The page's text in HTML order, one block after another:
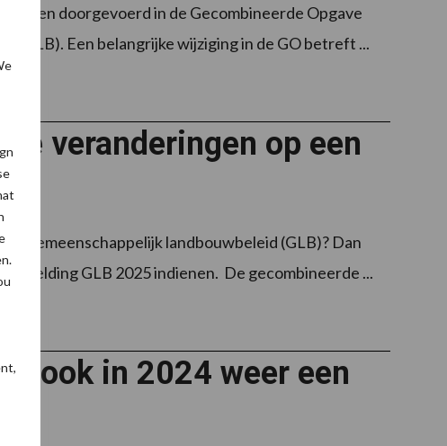
doorgevoerd in de Gecombineerde Opgave
(GLB). Een belangrijke wijziging in de GO betreft ...
veranderingen op een
Gemeenschappelijk landbouwbeleid (GLB)? Dan
GLB 2025 indienen. De gecombineerde ...
ook in 2024 weer een